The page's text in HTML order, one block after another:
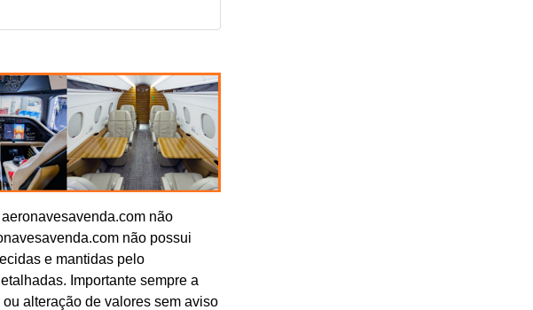
não
não possui
e mantidas pelo
Importante sempre a
alteração de valores sem aviso